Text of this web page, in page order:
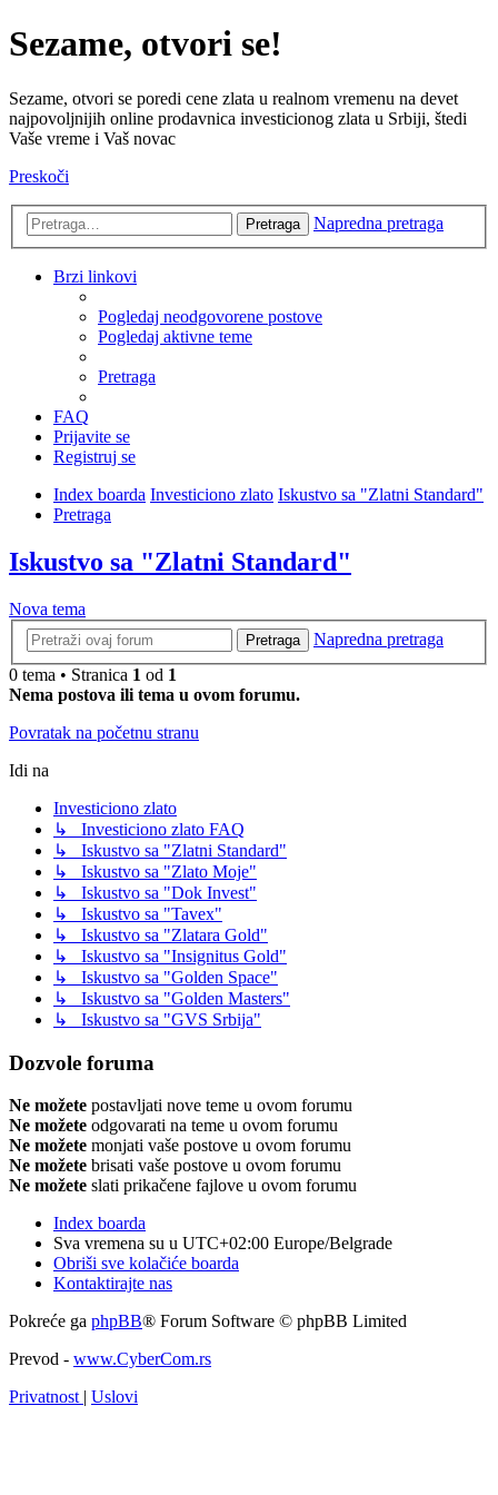
Sezame, otvori se!
Sezame, otvori se poredi cene zlata u realnom vremenu na devet
najpovoljnijih online prodavnica investicionog zlata u Srbiji, štedi
Vaše vreme i Vaš novac
Preskoči
Pretraga Napredna pretraga
Brzi linkovi
Pogledaj neodgovorene postove
Pogledaj aktivne teme
Pretraga
FAQ
Prijavite se
Registruj se
Index boarda Investiciono zlato Iskustvo sa "Zlatni Standard"
Pretraga
Iskustvo sa "Zlatni Standard"
Nova tema
Pretraga
Napredna pretraga
0 tema • Stranica 1 od 1
Nema postova ili tema u ovom forumu.
Povratak na početnu stranu
Idi na
Investiciono zlato
↳ Investiciono zlato FAQ
↳ Iskustvo sa "Zlatni Standard"
↳ Iskustvo sa "Zlato Moje"
↳ Iskustvo sa "Dok Invest"
↳ Iskustvo sa "Tavex"
↳ Iskustvo sa "Zlatara Gold"
↳ Iskustvo sa "Insignitus Gold"
↳ Iskustvo sa "Golden Space"
↳ Iskustvo sa "Golden Masters"
↳ Iskustvo sa "GVS Srbija"
Dozvole foruma
Ne možete postavljati nove teme u ovom forumu
Ne možete odgovarati na teme u ovom forumu
Ne možete monjati vaše postove u ovom forumu
Ne možete brisati vaše postove u ovom forumu
Ne možete slati prikačene fajlove u ovom forumu
Index boarda
Sva vremena su u UTC+02:00 Europe/Belgrade
Obriši sve kolačiće boarda
Kontaktirajte nas
Pokreće ga phpBB® Forum Software © phpBB Limited
Prevod - www.CyberCom.rs
Privatnost | Uslovi